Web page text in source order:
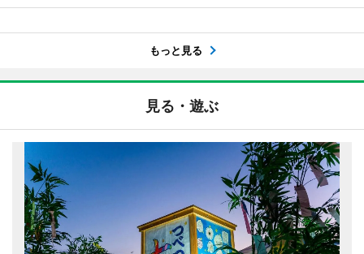
もっと見る
見る・遊ぶ